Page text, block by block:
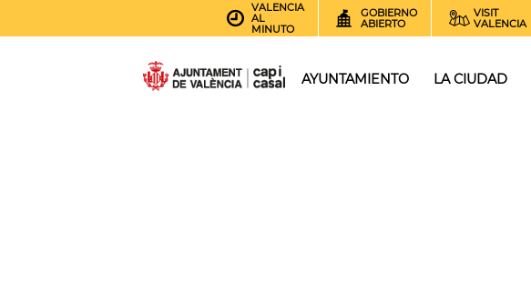
VALENCIA
AL
MINUTO
GOBIERNO
ABIERTO
VISIT
VALENCIA
AYUNTAMIENTO LA CIUDAD